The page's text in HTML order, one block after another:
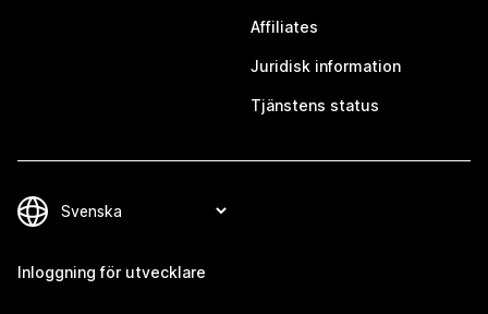
Affiliates
Juridisk information
Tjänstens status
Inloggning för utvecklare